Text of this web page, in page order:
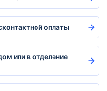
оплаты
или в отделение